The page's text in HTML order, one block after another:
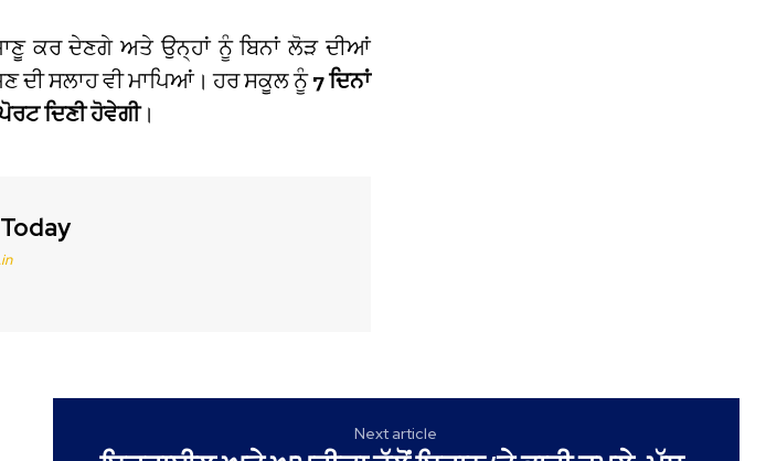
ਕਰ ਦੇਣਗੇ ਅਤੇ ਉਨ੍ਹਾਂ ਨੂੰ ਬਿਨਾਂ ਲੋੜ ਦੀਆਂ
ਦੀ ਸਲਾਹ ਵੀ ਮਾਪਿਆਂ। ਹਰ ਸਕੂਲ ਨੂੰ7 ਦਿਨਾਂ
ਦਿਣੀ ਹੋਵੇਗੀ।
Next article